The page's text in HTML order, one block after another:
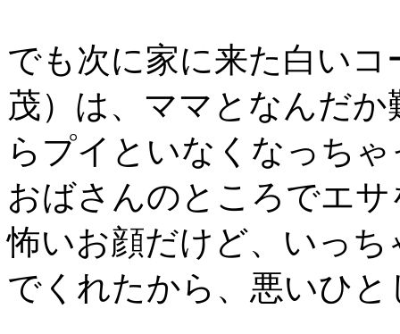
でも次に家に来た白い
茂）は、ママとなんだ
らプイといなくなっち
おばさんのところでエ
怖いお顔だけど、いっ
でくれたから、悪いひ